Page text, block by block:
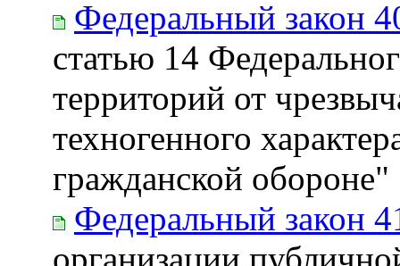
Федеральный закон
статью 14
территорий от
техногенного
гражданской обороне"
Федеральный закон
организации